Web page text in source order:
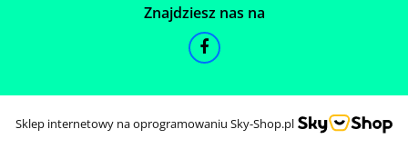
Znajdziesz nas na
Sklep internetowy na oprogramowaniu Sky-Shop.pl